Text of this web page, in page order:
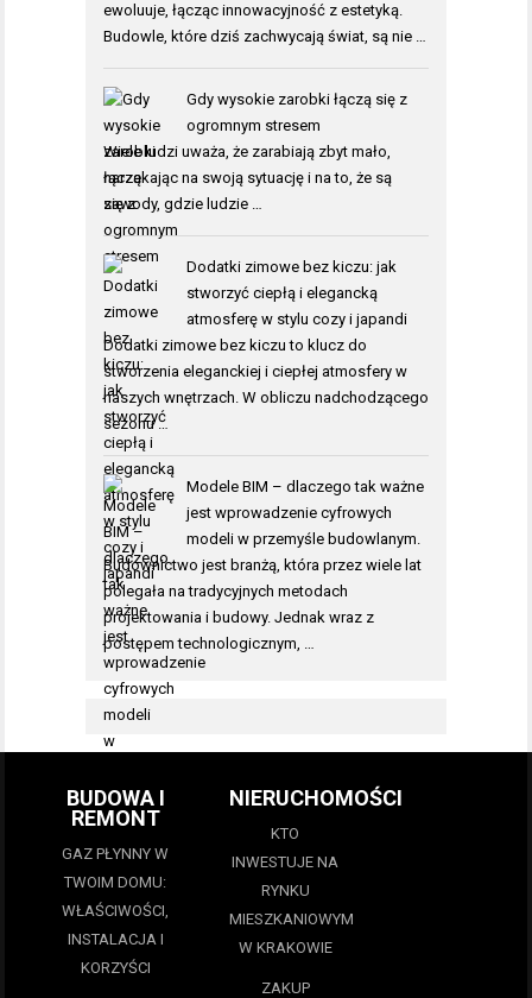
ewoluuje, łącząc innowacyjność z estetyką.
Budowle, które dziś zachwycają świat, są nie …
Gdy wysokie zarobki łączą się z
ogromnym stresem
Wiele ludzi uważa, że zarabiają zbyt mało,
narzekając na swoją sytuację i na to, że są
zawody, gdzie ludzie …
Dodatki zimowe bez kiczu: jak
stworzyć ciepłą i elegancką
atmosferę w stylu cozy i japandi
Dodatki zimowe bez kiczu to klucz do
stworzenia eleganckiej i ciepłej atmosfery w
naszych wnętrzach. W obliczu nadchodzącego
sezonu …
Modele BIM – dlaczego tak ważne
jest wprowadzenie cyfrowych
modeli w przemyśle budowlanym.
Budownictwo jest branżą, która przez wiele lat
polegała na tradycyjnych metodach
projektowania i budowy. Jednak wraz z
postępem technologicznym, …
BUDOWA I
REMONT
GAZ PŁYNNY W
TWOIM DOMU:
WŁAŚCIWOŚCI,
INSTALACJA I
KORZYŚCI
NIERUCHOMOŚCI
KTO
INWESTUJE NA
RYNKU
MIESZKANIOWYM
W KRAKOWIE
ZAKUP